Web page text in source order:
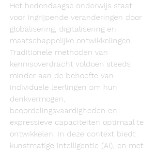
Het hedendaagse onderwijs staat
voor ingrijpende veranderingen door
globalisering, digitalisering en
maatschappelijke ontwikkelingen.
Traditionele methoden van
kennisoverdracht voldoen steeds
minder aan de behoefte van
individuele leerlingen om hun
denkvermogen,
beoordelingsvaardigheden en
expressieve capaciteiten optimaal te
ontwikkelen. In deze context biedt
kunstmatige intelligentie (AI), en met